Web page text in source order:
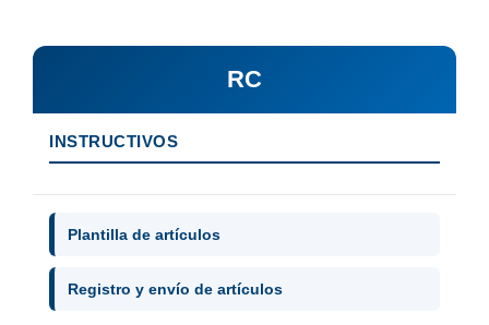
RC
INSTRUCTIVOS
Plantilla de artículos
Registro y envío de artículos